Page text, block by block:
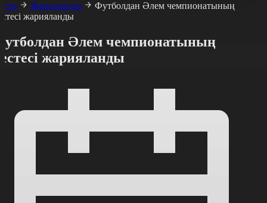
Жаңалықтар
Футболдан Әлем чемпионатының
жарияланды
Әлем чемпионатының
жарияланды